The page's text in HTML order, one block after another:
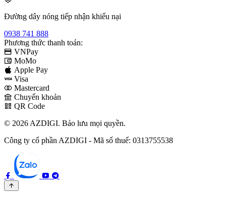
Đường dây nóng tiếp nhận khiếu nại
0938 741 888
Phương thức thanh toán:
VNPay
MoMo
Apple Pay
Visa
Mastercard
Chuyển khoản
QR Code
© 2026 AZDIGI. Bảo lưu mọi quyền.
Công ty cổ phần AZDIGI - Mã số thuế: 0313755538